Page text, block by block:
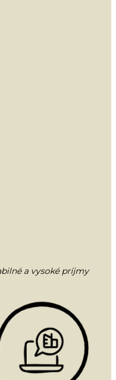
a vysoké príjmy